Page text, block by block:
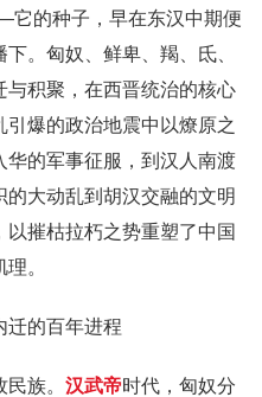
的种子，早在东汉中期便
。匈奴、鲜卑、羯、氐、
与积聚，在西晋统治的核心
爆的政治地震中以燎原之
的军事征服，到汉人南渡
大动乱到胡汉交融的文明
摧枯拉朽之势重塑了中国
。
迁的百年进程
族。 汉武帝时代，匈奴分